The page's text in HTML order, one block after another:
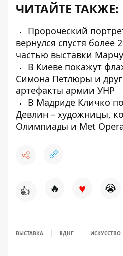
ЧИТАЙТЕ ТАКЖЕ:
Пророческий
вернулся спустя более
частью выставки
В Киеве покажут
Симона Петлюры и
артефакты армии УНР
В Мадриде Кличко
Девлин – художницы,
Олимпиады и Met Opera
👍 🔥 ♥ 😭
ВЫСТАВКА ВДНГ ИСКУССТВО